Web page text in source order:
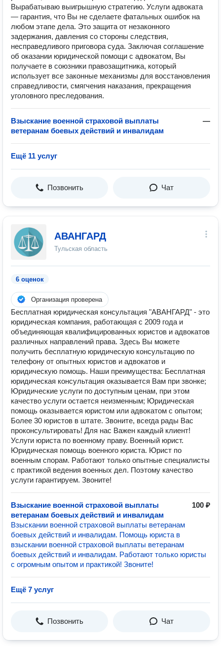
Вырабатываю выигрышную стратегию. Услуги адвоката
— гарантия, что Вы не сделаете фатальных ошибок на
любом этапе дела. Это защита от незаконного
задержания, давления со стороны следствия,
несправедливого приговора суда. Заключая соглашение
об оказании юридической помощи с адвокатом, Вы
получаете в союзники правозащитника, который
использует все законные механизмы для восстановления
справедливости, смягчения наказания, прекращения
уголовного преследования.
Взыскание военной страховой выплаты
ветеранам боевых действий и инвалидам
—
Ещё 11 услуг
Позвонить Чат
АВАНГАРД
Тульская область
6 оценок
Организация проверена
Бесплатная юридическая консультация "АВАНГАРД" - это
юридическая компания, работающая с 2009 года и
объединяющая квалифицированных юристов и адвокатов
различных направлений права. Здесь Вы можете
получить бесплатную юридическую консультацию по
телефону от опытных юристов и адвокатов и
юридическую помощь. Наши преимущества: Бесплатная
юридическая консультация оказывается Вам при звонке;
Юридические услуги по доступным ценам, при этом
качество услуги остается неизменным; Юридическая
помощь оказывается юристом или адвокатом с опытом;
Более 30 юристов в штате. Звоните, всегда рады Вас
проконсультировать! Для нас Важен каждый клиент!
Услуги юриста по военному праву. Военный юрист.
Юридическая помощь военного юриста. Юрист по
военным спорам. Работают только опытные специалисты
с практикой ведения военных дел. Поэтому качество
услуги гарантируем. Звоните!
Взыскание военной страховой выплаты
ветеранам боевых действий и инвалидам
100 ₽
Взыскании военной страховой выплаты ветеранам
боевых действий и инвалидам. Помощь юриста в
взыскании военной страховой выплаты ветеранам
боевых действий и инвалидам. Работают только юристы
с огромным опытом и практикой! Звоните!
Ещё 7 услуг
Позвонить Чат